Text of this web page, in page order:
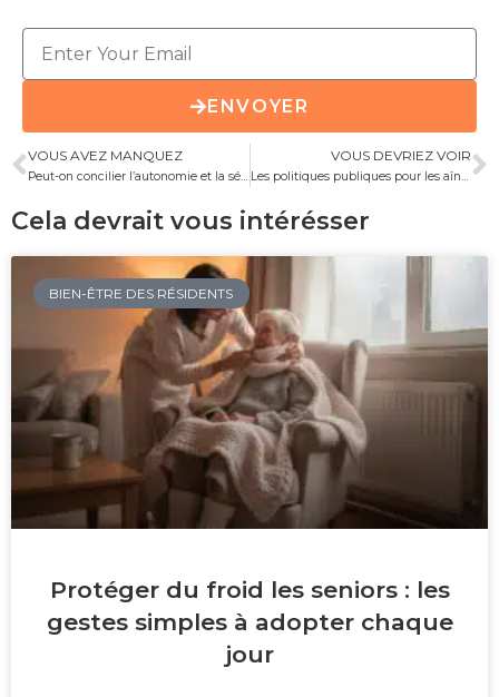
ENVOYER
VOUS AVEZ MANQUEZ
Peut-on concilier l’autonomie et la sécurité des résidents en EHPAD ?
VOUS DEVRIEZ VOIR
Les politiques publiques pour les aînés : vers un avenir plus inclusif ?
Cela devrait vous intérésser
BIEN-ÊTRE DES RÉSIDENTS
Protéger du froid les seniors : les
gestes simples à adopter chaque
jour